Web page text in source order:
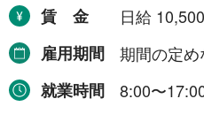
賃金
日給
雇用期間
期間の定め
就業時間
8:00〜